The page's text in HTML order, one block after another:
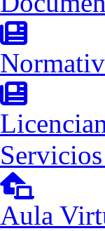
Servicios
Aula